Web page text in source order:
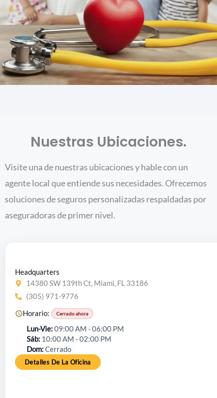
Nuestras Ubicaciones.
Visite una de nuestras ubicaciones y hable con un
agente local que entiende sus necesidades. Ofrecemos
soluciones de seguros personalizadas respaldadas por
aseguradoras de primer nivel.
Headquarters
14380 SW 139th Ct, Miami, FL 33186
(305) 971-9776
Horario: Cerrado ahora
Lun-Vie 09:00 AM - 06:00 PM
Sáb 10:00 AM - 02:00 PM
Dom Cerrado
Detalles De La Oficina